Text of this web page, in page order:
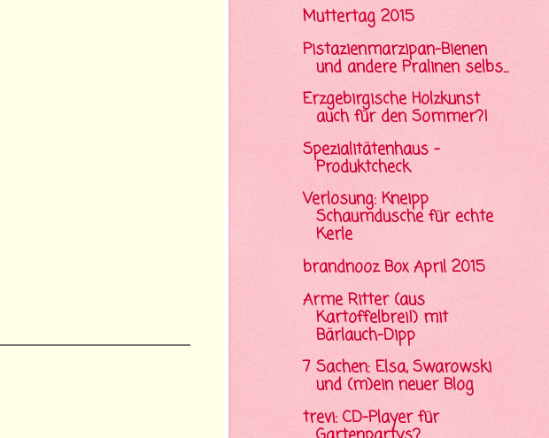
Muttertag 2015
Pistazienmarzipan-Bienen
und andere Pralinen selbs...
Erzgebirgische Holzkunst
auch für den Sommer?!
Spezialitätenhaus -
Produktcheck
Verlosung: Kneipp
Schaumdusche für echte
Kerle
brandnooz Box April 2015
Arme Ritter (aus
Kartoffelbrei!) mit
Bärlauch-Dipp
7 Sachen: Elsa, Swarowski
und (m)ein neuer Blog
trevi: CD-Player für